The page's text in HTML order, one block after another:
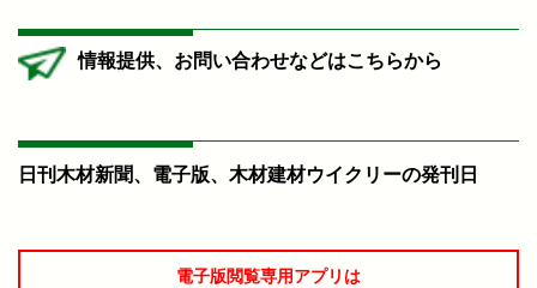
情報提供、お問い合わせなどはこちらから
日刊木材新聞、電子版、木材建材ウイクリーの発刊日
電子版閲覧専用アプリは